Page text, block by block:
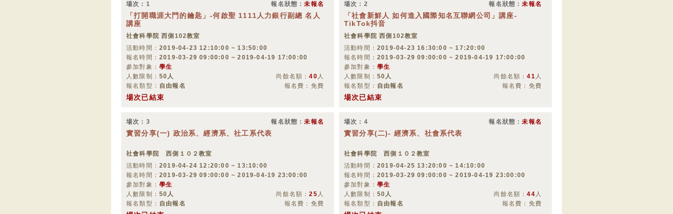
場次：1 報名狀態：未報名
「打開職涯大門的鑰匙」-何啟聖 1111人力銀行副總 名人
講座
社會科學院 西側102教室
活動時間： 2019-04-23 12:10:00 ~ 13:50:00
報名時間： 2019-03-29 09:00:00 ~ 2019-04-19 17:00:00
參加對象： 學生
人數限制： 50人 尚餘名額：40 人
報名類型： 自由報名 報名費：免費
場次已結束
場次：2 報名狀態：未報名
「社會新鮮人 如何進入國際知名互聯網公司」講座-
TikTok抖音
社會科學院 西側102教室
活動時間： 2019-04-23 16:30:00 ~ 17:20:00
報名時間： 2019-03-29 09:00:00 ~ 2019-04-19 17:00:00
參加對象： 學生
人數限制： 50人 尚餘名額：41 人
報名類型： 自由報名 報名費：免費
場次已結束
場次：3 報名狀態：未報名
實習分享(一) 政治系、經濟系、社工系代表
社會科學院 西側１０２教室
活動時間： 2019-04-24 12:20:00 ~ 13:10:00
報名時間： 2019-03-29 09:00:00 ~ 2019-04-19 23:00:00
參加對象： 學生
人數限制： 50人 尚餘名額：25 人
報名類型： 自由報名 報名費：免費
場次：4 報名狀態：未報名
實習分享(二)- 經濟系、社會系代表
社會科學院 西側１０２教室
活動時間： 2019-04-25 13:20:00 ~ 14:10:00
報名時間： 2019-03-29 09:00:00 ~ 2019-04-19 23:00:00
參加對象： 學生
人數限制： 50人 尚餘名額：44 人
報名類型： 自由報名 報名費：免費